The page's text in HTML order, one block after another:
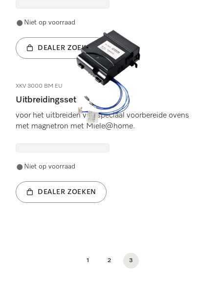
Niet op voorraad
DEALER ZOEKEN
XKV 3000 BM EU
Uitbreidingsset
voor het uitbreiden van speciaal voorbereide ovens
met magnetron met Miele@home.
Niet op voorraad
DEALER ZOEKEN
1 2 3